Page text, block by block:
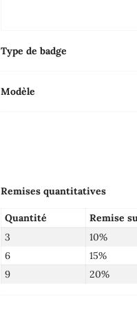
Type de badge
Modèle
Remises quantitatives
Quantité Remise
3
10%
6
15%
9
20%